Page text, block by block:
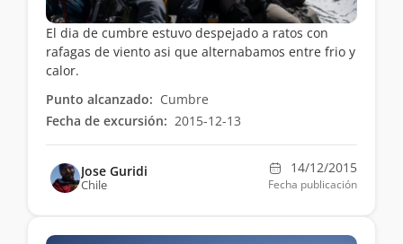
El dia de cumbre estuvo despejado a ratos con
rafagas de viento asi que alternabamos entre frio y
calor.
Punto alcanzado: Cumbre
Fecha de excursión: 2015-12-13
Jose Guridi
Chile
14/12/2015
Fecha publicación